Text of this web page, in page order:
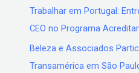
Trabalhar em Portugal:
CEO no Programa
Beleza e Associados
Transamérica em São